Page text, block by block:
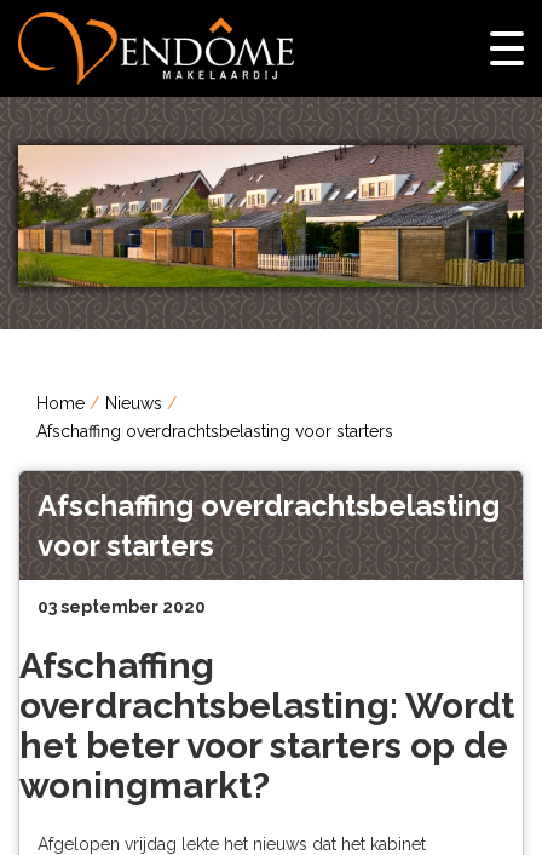
Home
Nieuws
Afschaffing overdrachtsbelasting voor starters
Afschaffing overdrachtsbelasting
voor starters
03 september 2020
Afschaffing
overdrachtsbelasting: Wordt
het beter voor starters op de
woningmarkt?
Afgelopen vrijdag lekte het nieuws dat het kabinet